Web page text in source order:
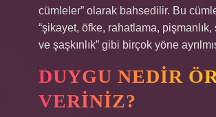
cümleler” olarak bahsedilir. Bu
“şikayet, öfke, rahatlama, pişmanlık,
ve şaşkınlık” gibi birçok yöne
DUYGU NEDIR
VERINIZ?